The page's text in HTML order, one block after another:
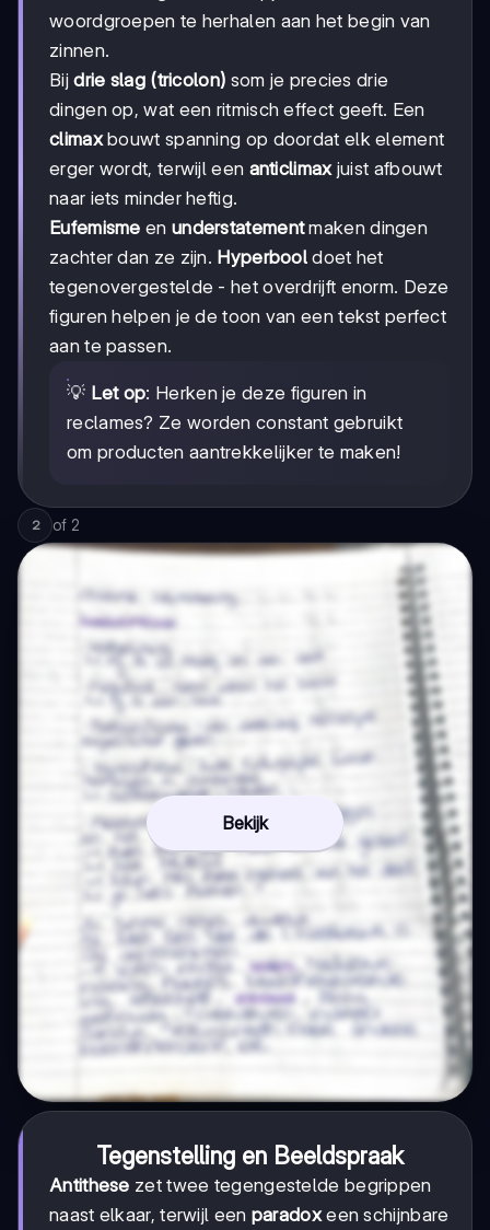
woordgroepen te herhalen aan het begin van
zinnen.
Bijdrie slag (tricolon) som je precies drie
dingen op, wat een ritmisch effect geeft. Een
climaxbouwt spanning op doordat elk element
erger wordt, terwijl een anticlimaxjuist afbouwt
naar iets minder heftig.
Eufemisme en understatementmaken dingen
zachter dan ze zijn. Hyperbool doet het
tegenovergestelde - het overdrijft enorm. Deze
figuren helpen je de toon van een tekst perfect
aan te passen.
💡 Let op: Herken je deze figuren in
reclames? Ze worden constant gebruikt
om producten aantrekkelijker te maken!
2 of 2
Bekijk
Tegenstelling en Beeldspraak
Antithese zet twee tegengestelde begrippen
naast elkaar, terwijl een paradoxeen schijnbare